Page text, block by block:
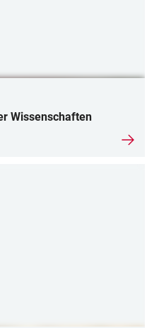
Wissenschaften